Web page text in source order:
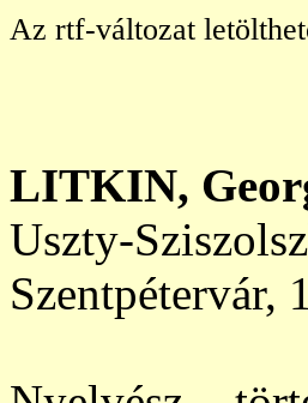
Az rtf-változat
LITKIN,
Uszty-
Szentpétervár,